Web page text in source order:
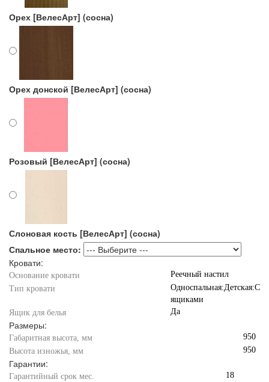
Орех [ВелесАрт] (сосна)
Орех донской [ВелесАрт] (сосна)
Розовый [ВелесАрт] (сосна)
Слоновая кость [ВелесАрт] (сосна)
Спальное место:
Кровати:
Основание кровати
Реечный настил
Тип кровати
Односпальная:Детская:С
ящиками
Ящик для белья
Да
Размеры:
Габаритная высота, мм
950
Высота изножья, мм
950
Гарантии:
Гарантийный срок мес.
18